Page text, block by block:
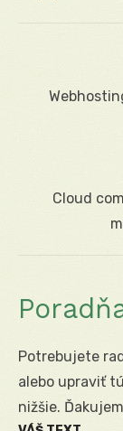
Previous
NextCloud
Potrebujete
alebo upraviť
nižšie.